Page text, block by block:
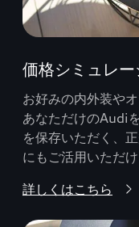
価格シミュレー
お好みの内外装や
あなただけのAudi
を保存いただく、
にもご活用いただけ
詳しくはこちら